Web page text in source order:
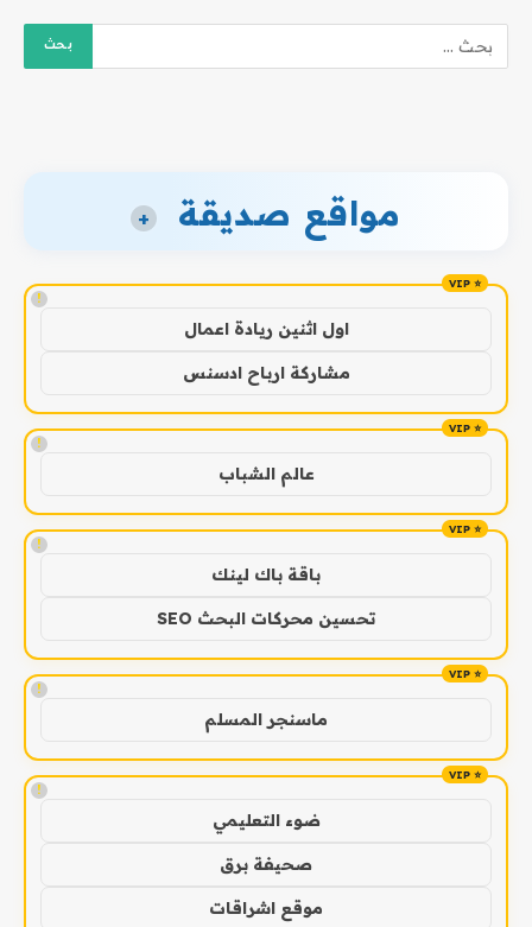
مواقع صديقة +
!
اول اثنين ريادة اعمال
مشاركة ارباح ادسنس
!
عالم الشباب
!
باقة باك لينك
تحسين محركات البحث SEO
!
ماسنجر المسلم
!
ضوء التعليمي
صحيفة برق
موقع اشراقات